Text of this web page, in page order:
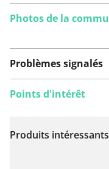
Photos de la
Problèmes signalés
Voir sur la
Points d'intérêt
Produits